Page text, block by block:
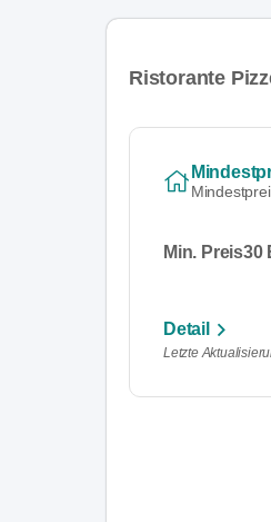
Ristorante
Min. Preis30
Detail
Letzte